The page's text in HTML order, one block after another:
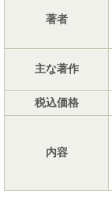
著者
主な著作
税込価格
内容